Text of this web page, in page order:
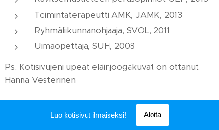
Toimintaterapeutti AMK, JAMK, 2013
Ryhmäliikunnanohjaaja, SVOL, 2011
Uimaopettaja, SUH, 2008
Ps. Kotisivujeni upeat eläinjoogakuvat on ottanut
Hanna Vesterinen
Luo kotisivut ilmaiseksi! Aloita